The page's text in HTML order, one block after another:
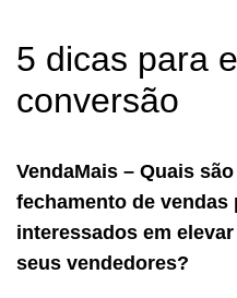
5 dicas para
conversão
VendaMais – Quais
fechamento de vendas
interessados em
seus vendedores?